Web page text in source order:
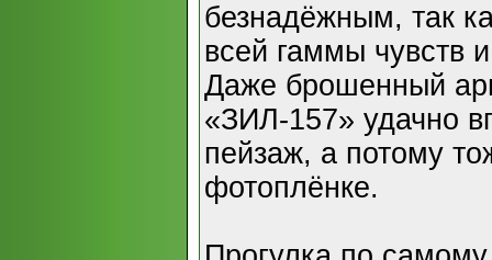
безнадёжным, так
всей гаммы чувств
Даже брошенный
«ЗИЛ-157» удачно
пейзаж, а потому
фотоплёнке.